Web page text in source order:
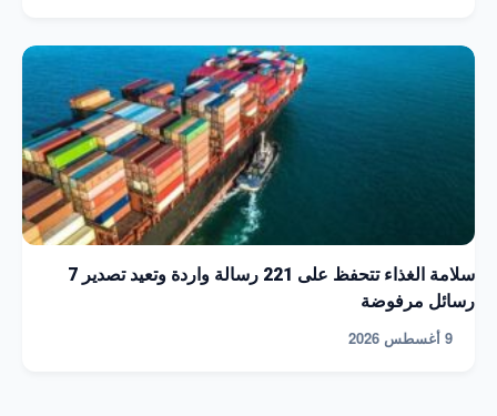
سلامة الغذاء تتحفظ على 221 رسالة واردة وتعيد تصدير 7
رسائل مرفوضة
9 أغسطس 2026